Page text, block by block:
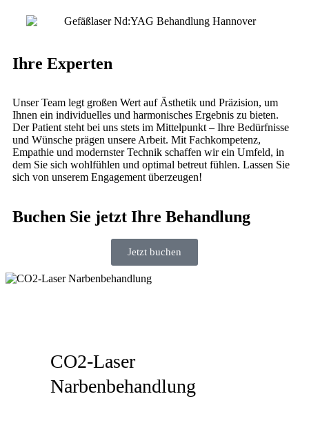
Ihre Experten
Unser Team legt großen Wert auf Ästhetik und Präzision, um
Ihnen ein individuelles und harmonisches Ergebnis zu bieten.
Der Patient steht bei uns stets im Mittelpunkt – Ihre Bedürfnisse
und Wünsche prägen unsere Arbeit. Mit Fachkompetenz,
Empathie und modernster Technik schaffen wir ein Umfeld, in
dem Sie sich wohlfühlen und optimal betreut fühlen. Lassen Sie
sich von unserem Engagement überzeugen!
Buchen Sie jetzt Ihre Behandlung
Jetzt buchen
CO2-Laser
Narbenbehandlung